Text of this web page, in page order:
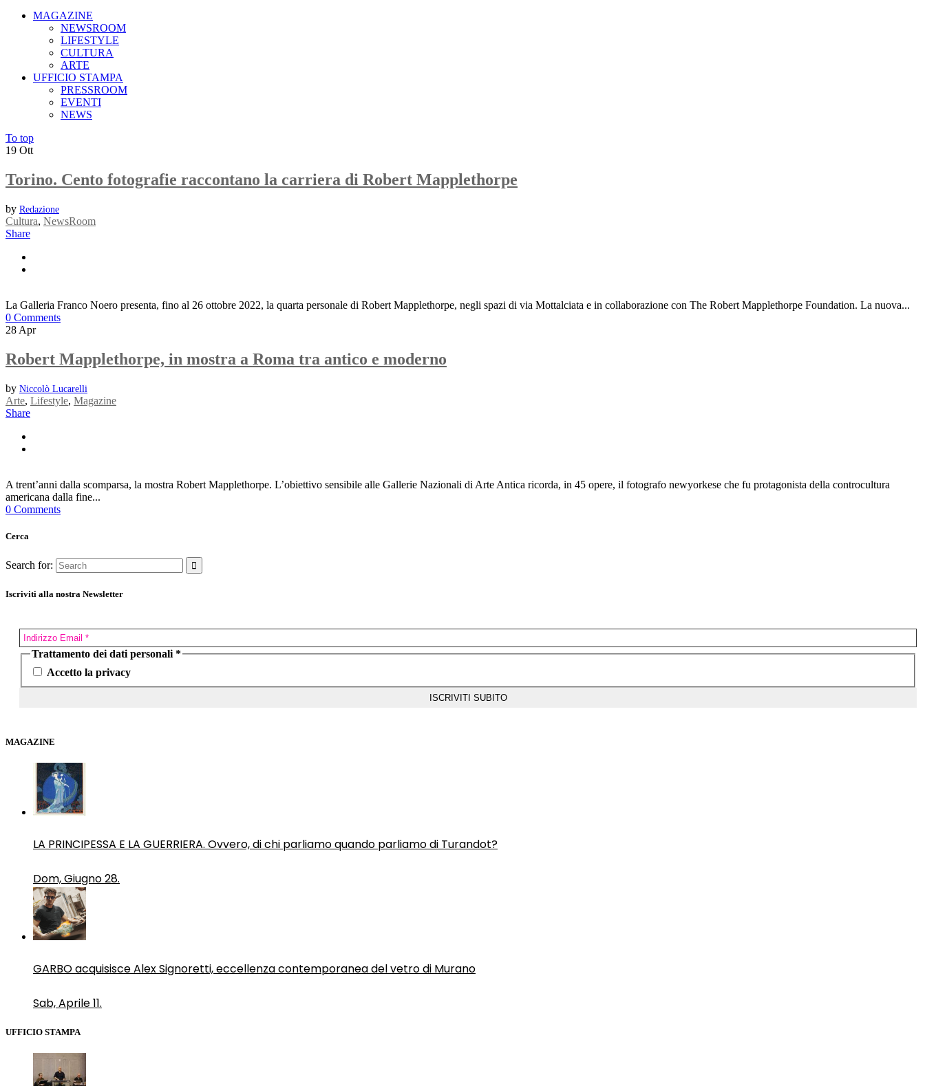
MAGAZINE
NEWSROOM
LIFESTYLE
CULTURA
ARTE
UFFICIO STAMPA
PRESSROOM
EVENTI
NEWS
To top
19 Ott
Torino. Cento fotografie raccontano la carriera di Robert Mapplethorpe
by Redazione
Cultura, NewsRoom
Share
La Galleria Franco Noero presenta, fino al 26 ottobre 2022, la quarta personale di Robert Mapplethorpe, negli spazi di via Mottalciata e in collaborazione con The Robert Mapplethorpe Foundation. La nuova...
0 Comments
28 Apr
Robert Mapplethorpe, in mostra a Roma tra antico e moderno
by Niccolò Lucarelli
Arte, Lifestyle, Magazine
Share
A trent’anni dalla scomparsa, la mostra Robert Mapplethorpe. L’obiettivo sensibile alle Gallerie Nazionali di Arte Antica ricorda, in 45 opere, il fotografo newyorkese che fu protagonista della controcultura
americana dalla fine...
0 Comments
Cerca
Search for:
Iscriviti alla nostra Newsletter
Trattamento dei dati personali *
Accetto la privacy
MAGAZINE
LA PRINCIPESSA E LA GUERRIERA. Ovvero, di chi parliamo quando parliamo di Turandot?
Dom, Giugno 28.
GARBO acquisisce Alex Signoretti, eccellenza contemporanea del vetro di Murano
Sab, Aprile 11.
UFFICIO STAMPA